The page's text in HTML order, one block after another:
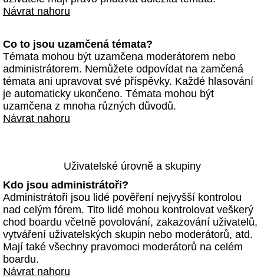
Návrat nahoru
Co to jsou uzamčená témata?
Témata mohou být uzamčena moderátorem nebo
administrátorem. Nemůžete odpovídat na zamčená
témata ani upravovat své příspěvky. Každé hlasování
je automaticky ukončeno. Témata mohou být
uzamčena z mnoha různých důvodů.
Návrat nahoru
Uživatelské úrovně a skupiny
Kdo jsou administrátoři?
Administrátoři jsou lidé pověření nejvyšší kontrolou
nad celým fórem. Tito lidé mohou kontrolovat veškerý
chod boardu včetně povolování, zakazování uživatelů,
vytváření uživatelských skupin nebo moderátorů, atd.
Mají také všechny pravomoci moderátorů na celém
boardu.
Návrat nahoru